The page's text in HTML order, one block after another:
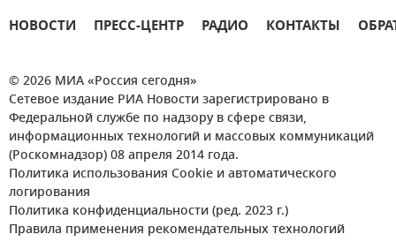
НОВОСТИ ПРЕСС-ЦЕНТР РАДИО КОНТАКТЫ
© 2026 МИА «Россия сегодня»
Сетевое издание РИА Новости зарегистрировано в
Федеральной службе по надзору в сфере связи,
информационных технологий и массовых коммуникаций
(Роскомнадзор) 08 апреля 2014 года.
Политика использования Cookie и автоматического
логирования
Политика конфиденциальности (ред. 2023 г.)
Правила применения рекомендательных технологий